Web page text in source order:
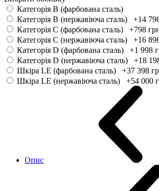
Категорія B (фарбована сталь)
Категорія B (нержавіюча сталь) +14
Категорія C (фарбована сталь) +798
Категорія C (нержавіюча сталь) +16
Категорія D (фарбована сталь) +1 998
Категорія D (нержавіюча сталь) +18
Шкіра LE (фарбована сталь) +37 398
Шкіра LE (нержавіюча сталь) +54 000
Опис